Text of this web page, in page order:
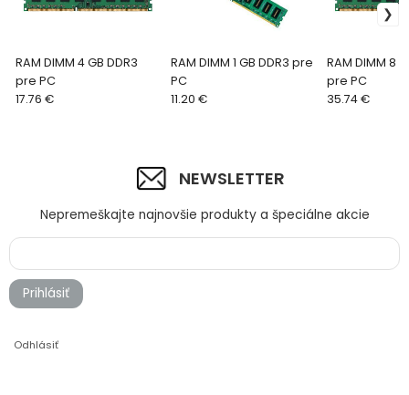
RAM DIMM 4 GB DDR3
pre PC
17.76 €
RAM DIMM 1 GB DDR3 pre
PC
11.20 €
RAM DIMM 8
pre PC
35.74 €
NEWSLETTER
Nepremeškajte najnovšie produkty a špeciálne akcie
Prihlásiť
Odhlásiť